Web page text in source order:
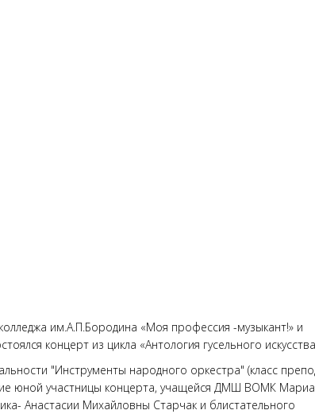
им.А.П.Бородина «Моя профессия -музыкант!» и
концерт из цикла «Антология гусельного
"Инструменты народного оркестра" (класс
юной участницы концерта, учащейся ДМШ ВОМК
Анастасии Михайловны Старчак и блистательного